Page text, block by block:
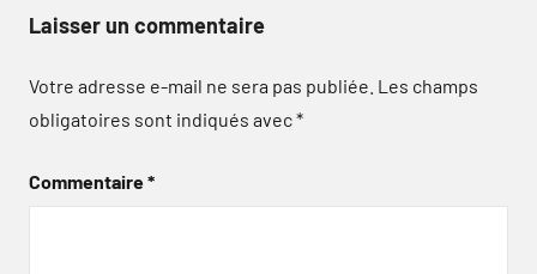
Laisser un commentaire
Votre adresse e-mail ne sera pas publiée. Les champs
obligatoires sont indiqués avec*
Commentaire*